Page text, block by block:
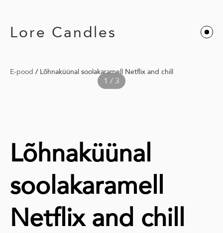
Lore Candles
E-pood / Lõhnaküünal soolakaramell Netflix and chill
1 / 3
Lõhnaküünal
soolakaramell
Netflix and chill